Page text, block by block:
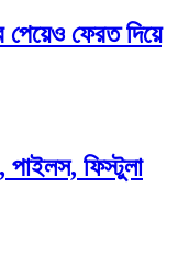
পেয়েও ফেরত দিয়ে
পাইলস, ফিস্টুলা